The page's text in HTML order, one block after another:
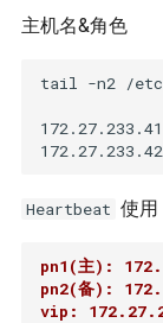
主机名&角色
tail -n2 /
Heartbeat 使用
pn1(主):
pn2(备):
vip: